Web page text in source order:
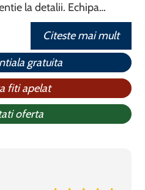
la detalii. Echipa…
Citeste mai mult
gratuita
fiti apelat
oferta